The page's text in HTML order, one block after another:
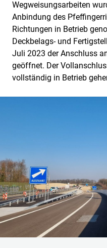
Wegweisungsarbeiten
Anbindung des
Richtungen in Betrieb
Deckbelags- und
Juli 2023 der Anschluss
geöffnet. Der
vollständig in Betrieb